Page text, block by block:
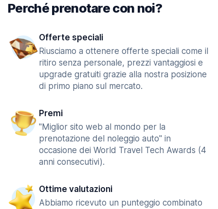
Perché prenotare con noi?
Offerte speciali
Riusciamo a ottenere offerte speciali come il
ritiro senza personale, prezzi vantaggiosi e
upgrade gratuiti grazie alla nostra posizione
di primo piano sul mercato.
Premi
"Miglior sito web al mondo per la
prenotazione del noleggio auto" in
occasione dei World Travel Tech Awards (4
anni consecutivi).
Ottime valutazioni
Abbiamo ricevuto un punteggio combinato